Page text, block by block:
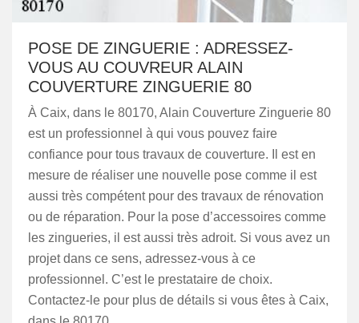
POSE DE ZINGUERIE : ADRESSEZ-
VOUS AU COUVREUR ALAIN
COUVERTURE ZINGUERIE 80
À Caix, dans le 80170, Alain Couverture Zinguerie 80
est un professionnel à qui vous pouvez faire
confiance pour tous travaux de couverture. Il est en
mesure de réaliser une nouvelle pose comme il est
aussi très compétent pour des travaux de rénovation
ou de réparation. Pour la pose d’accessoires comme
les zingueries, il est aussi très adroit. Si vous avez un
projet dans ce sens, adressez-vous à ce
professionnel. C’est le prestataire de choix.
Contactez-le pour plus de détails si vous êtes à Caix,